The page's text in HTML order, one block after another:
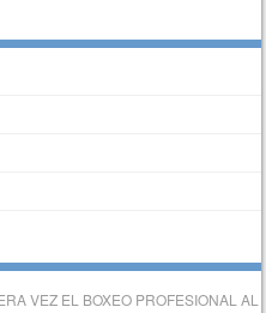
VEZ EL BOXEO PROFESIONAL AL